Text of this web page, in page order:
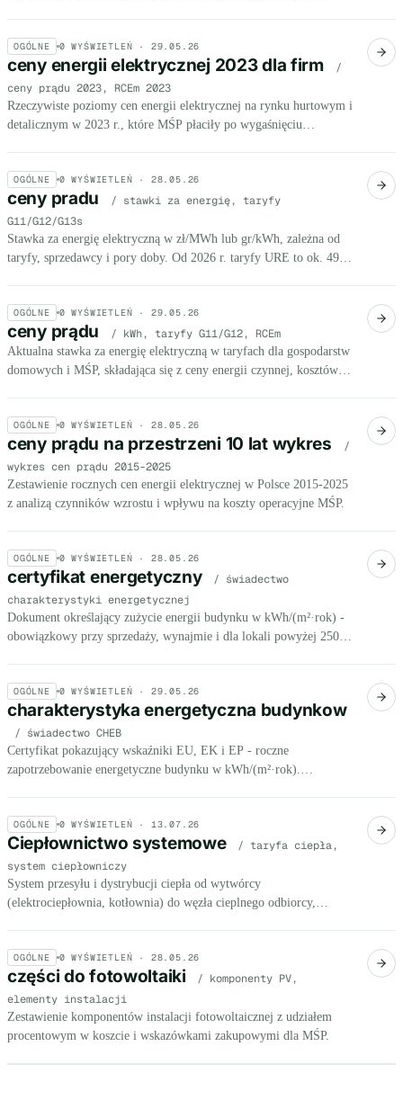
OGÓLNE 0 WYŚWIETLEŃ · 29.05.26
ceny energii elektrycznej 2023 dla firm
/
ceny prądu 2023, RCEm 2023
Rzeczywiste poziomy cen energii elektrycznej na rynku hurtowym i
detalicznym w 2023 r., które MŚP płaciły po wygaśnięciu
OGÓLNE 0 WYŚWIETLEŃ · 28.05.26
ceny pradu
/ stawki za energię, taryfy
G11/G12/G13s
Stawka za energię elektryczną w zł/MWh lub gr/kWh, zależna od
taryfy, sprzedawcy i pory doby. Od 2026 r. taryfy URE to ok. 495
OGÓLNE 0 WYŚWIETLEŃ · 29.05.26
ceny prądu / kWh, taryfy G11/G12, RCEm
Aktualna stawka za energię elektryczną w taryfach dla gospodarstw
domowych i MŚP, składająca się z ceny energii czynnej, kosztów
OGÓLNE 0 WYŚWIETLEŃ · 28.05.26
ceny prądu na przestrzeni 10 lat wykres
/
wykres cen prądu 2015-2025
Zestawienie rocznych cen energii elektrycznej w Polsce 2015-2025
z analizą czynników wzrostu i wpływu na koszty operacyjne MŚP.
OGÓLNE 0 WYŚWIETLEŃ · 28.05.26
certyfikat energetyczny
/ świadectwo
charakterystyki energetycznej
Dokument określający zużycie energii budynku w kWh/(m²·rok) -
obowiązkowy przy sprzedaży, wynajmie i dla lokali powyżej 250
OGÓLNE 0 WYŚWIETLEŃ · 29.05.26
charakterystyka energetyczna budynkow
/ świadectwo CHEB
Certyfikat pokazujący wskaźniki EU, EK i EP - roczne
zapotrzebowanie energetyczne budynku w kWh/(m²·rok).
OGÓLNE 0 WYŚWIETLEŃ · 13.07.26
Ciepłownictwo systemowe
/ taryfa ciepła,
system ciepłowniczy
System przesyłu i dystrybucji ciepła od wytwórcy
(elektrociepłownia, kotłownia) do węzła cieplnego odbiorcy,
OGÓLNE 0 WYŚWIETLEŃ · 28.05.26
części do fotowoltaiki
/ komponenty PV,
elementy instalacji
Zestawienie komponentów instalacji fotowoltaicznej z udziałem
procentowym w koszcie i wskazówkami zakupowymi dla MŚP.